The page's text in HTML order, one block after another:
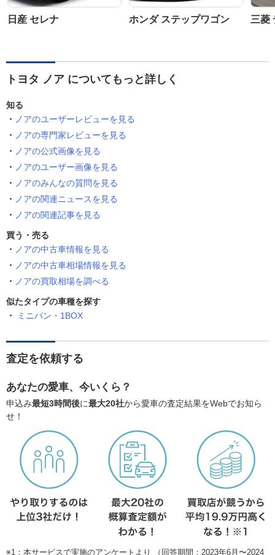
日産 セレナ ホンダ ステップワゴン 三菱
トヨタ ノア についてもっと詳しく
知る
ノアのユーザーレビューを見る
ノアの専門家レビューを見る
ノアの公式画像を見る
ノアのユーザー画像を見る
ノアのみんなの質問を見る
ノアの関連ニュースを見る
ノアの関連記事を見る
買う・売る
ノアの中古車情報を見る
ノアの中古車相場情報を見る
ノアの買取相場を調べる
似たタイプの車種を探す
ミニバン・1BOX
査定を依頼する
あなたの愛車、今いくら？
申込み最短3時間後に最大20社から愛車の査定結果をWebでお知ら
せ！
※1：本サービスで実施のアンケートより （回答期間：2023年6月〜2024